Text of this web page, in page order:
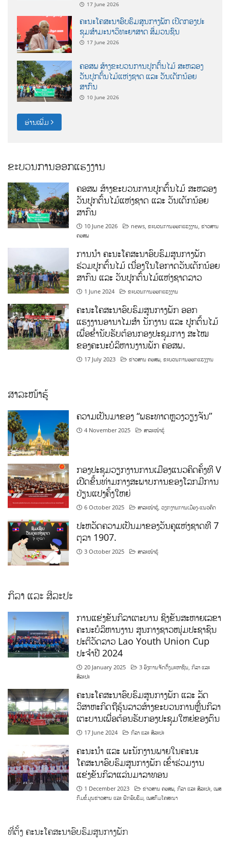
17 June 2026
ຄະນະໂຄສະນາອົບຮົມສູນກາງພັກ ເປີດກອງປະ
ຊຸມສຳມະນາວິທະຍາສາດ ສຶ່ມວນຊົນ
17 June 2026
ຄອສພ ສ້າງຂະບວນການປູກຕົ້ນໄມ້ ສະຫລອງ
ວັນປູກຕົ້ນໄມ້ແຫ່ງຊາດ ແລະ ວັນເດັກນ້ອຍ
ສາກົນ
10 June 2026
ອ່ານເພີ່ມ
ຂະບວນການອອກແຮງງານ
ຄອສພ ສ້າງຂະບວນການປູກຕົ້ນໄມ້ ສະຫລອງ
ວັນປູກຕົ້ນໄມ້ແຫ່ງຊາດ ແລະ ວັນເດັກນ້ອຍ
ສາກົນ
10 June 2026 news ,ຂະບວນການອອກແຮງງານ ,ຂ່າວສານ
ຄອສພ
ການນໍາ ຄະນະໂຄສະນາອົບຮົມສູນກາງພັກ
ຮ່ວມປູກຕົ້ນໄມ້ ເນື່ອງໃນໂອກາດວັນເດັກນ້ອຍ
ສາກົນ ແລະ ວັນປູກຕົ້ນໄມ້ແຫ່ງຊາດລາວ
1 June 2024 ຂະບວນການອອກແຮງງານ
ຄະນະໂຄສະນາອົບຮົມສູນກາງພັກ ອອກ
ແຮງງານອານາໄມສໍາ ນັກງານ ແລະ ປູກຕົ້ນໄມ້
ເພື່ອຂໍ່ານັບຮັບຕ້ອນກອງປະຊຸມກາງ ສະໄໝ
ຂອງຄະນະບໍລິຫານງານພັກ ຄອສພ.
17 July 2023 ຂ່າວສານ ຄອສພ ,ຂະບວນການອອກແຮງງານ
ສາລະໜ້າຮູ້
ຄວາມເປັນມາຂອງ “ພຣະທາດຫຼວງວຽງຈັນ”
4 November 2025 ສາລະໜ້າຮູ້
ກອງປະຊຸມວຽກງານການເມືອງແນວຄິດຄັ້ງທີ V
ເປີດຂຶ້ນທ່າມກາງສະພາບການຂອງໂລກມີການ
ປ່ຽນແປງຄັ້ງໃຫຍ່
6 October 2025 ສາລະໜ້າຮູ້ ,ວຽກງານການເມືອງ-ແນວຄິດ
ປະຫວັດຄວາມເປັນມາຂອງວັນຄູແຫ່ງຊາດທີ 7
ຕຸລາ 1907.
3 October 2025 ສາລະໜ້າຮູ້
ກິລາ ແລະ ສິລະປະ
ການແຂ່ງຂັນກິລາເຕະບານ ຊິງຂັນສະຫາຍເລຂາ
ຄະນະບໍລິຫານງານ ສູນກາງຊາວໜຸ່ມປະຊາຊົນ
ປະຕິວັດລາວ Lao Youth Union Cup
ປະຈຳປີ 2024
20 January 2025 3 ອົງການຈັດຕັ້ງມະຫາຊົນ,ກິລາ ແລະ
ສິລະປະ
ຄະນະໂຄສະນາອົບຮົມສູນກາງພັກ ແລະ ລັດ
ວິສາຫະກິດຖືຮຸ້ນລາວສ້າງຂະບວນການຫຼີ້ນກິລາ
ເຕະບານເພື່ອຕ້ອນຮັບກອງປະຊຸມໃຫຍ່ຂອງຕົນ
17 June 2024 ກິລາ ແລະ ສິລະປະ
ຄະນະນຳ ແລະ ພະນັກງານພາຍໃນຄະນະ
ໂຄສະນາອົບຮົມສູນກາງພັກ ເຂົ້າຮ່ວມງານ
ແຂ່ງຂັນກິລາແລ່ນມາລາທອນ
1 December 2023 ຂ່າວສານ ຄອສພ,ກິລາ ແລະ ສິລະປະ,ເພສ
ກົມຂໍ້ມູນຂ່າວສານ ແລະ ຝຶກອົບຮົມ,ເພສກົມໂຄສະນາ
ທີ່ຕັ້ງ ຄະນະໂຄສະນາອົບຮົມສູນກາງພັກ